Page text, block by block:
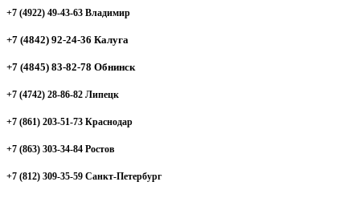
+7 (4922) 49-43-63 Владимир
+7 (4842) 92-24-36 Калуга
+7 (4845) 83-82-78 Обнинск
+7 (4742) 28-86-82 Липецк
+7 (861) 203-51-73 Краснодар
+7 (863) 303-34-84 Ростов
+7 (812) 309-35-59 Санкт-Петербург